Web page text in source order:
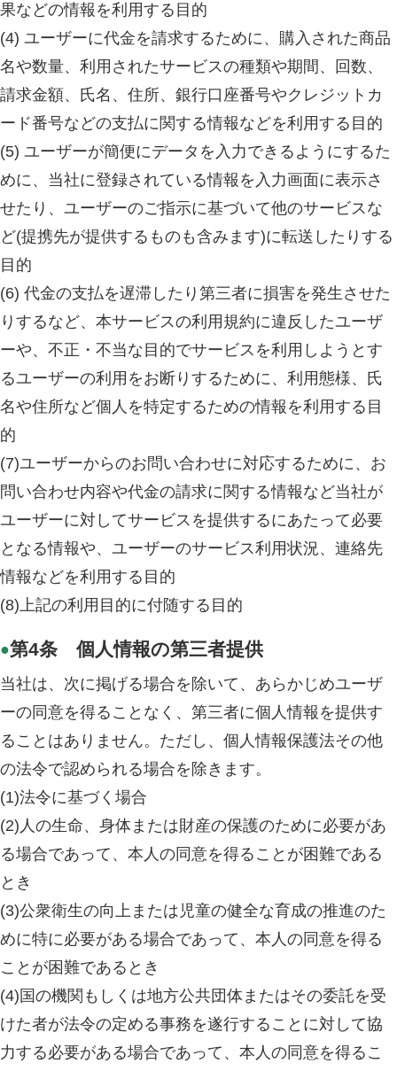
果などの情報を利用する目的
(4) ユーザーに代金を請求するために、購入された商品
名や数量、利用されたサービスの種類や期間、回数、
請求金額、氏名、住所、銀行口座番号やクレジットカ
ード番号などの支払に関する情報などを利用する目的
(5) ユーザーが簡便にデータを入力できるようにするた
めに、当社に登録されている情報を入力画面に表示さ
せたり、ユーザーのご指示に基づいて他のサービスな
ど(提携先が提供するものも含みます)に転送したりする
目的
(6) 代金の支払を遅滞したり第三者に損害を発生させた
りするなど、本サービスの利用規約に違反したユーザ
ーや、不正・不当な目的でサービスを利用しようとす
るユーザーの利用をお断りするために、利用態様、氏
名や住所など個人を特定するための情報を利用する目
的
(7)ユーザーからのお問い合わせに対応するために、お
問い合わせ内容や代金の請求に関する情報など当社が
ユーザーに対してサービスを提供するにあたって必要
となる情報や、ユーザーのサービス利用状況、連絡先
情報などを利用する目的
(8)上記の利用目的に付随する目的
●第4条 個人情報の第三者提供
当社は、次に掲げる場合を除いて、あらかじめユーザ
ーの同意を得ることなく、第三者に個人情報を提供す
ることはありません。ただし、個人情報保護法その他
の法令で認められる場合を除きます。
(1)法令に基づく場合
(2)人の生命、身体または財産の保護のために必要があ
る場合であって、本人の同意を得ることが困難である
とき
(3)公衆衛生の向上または児童の健全な育成の推進のた
めに特に必要がある場合であって、本人の同意を得る
ことが困難であるとき
(4)国の機関もしくは地方公共団体またはその委託を受
けた者が法令の定める事務を遂行することに対して協
力する必要がある場合であって、本人の同意を得るこ